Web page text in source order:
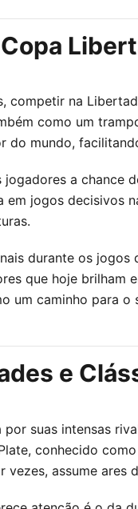
competir na
como um
do mundo,
a chance
em jogos decisivos
durante os
que hoje brilham
um caminho para o
e
suas intensas
conhecido
assume ares